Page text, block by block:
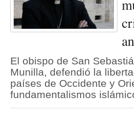
El obispo de San
Munilla, defendió la
países de Occidente y
fundamentalismos